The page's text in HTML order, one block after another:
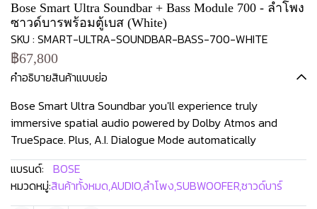
Bose Smart Ultra Soundbar + Bass Module 700 - ลำโพง
ซาวด์บารพร้อมตู้เบส (White)
SKU : SMART-ULTRA-SOUNDBAR-BASS-700-WHITE
฿67,800
คำอธิบายสินค้าแบบย่อ
Bose Smart Ultra Soundbar you'll experience truly
immersive spatial audio powered by Dolby Atmos and
TrueSpace. Plus, A.I. Dialogue Mode automatically
แบรนด์: BOSE
หมวดหมู่:สินค้าทั้งหมด,AUDIO,ลำโพง,SUBWOOFER,ซาวด์บาร์